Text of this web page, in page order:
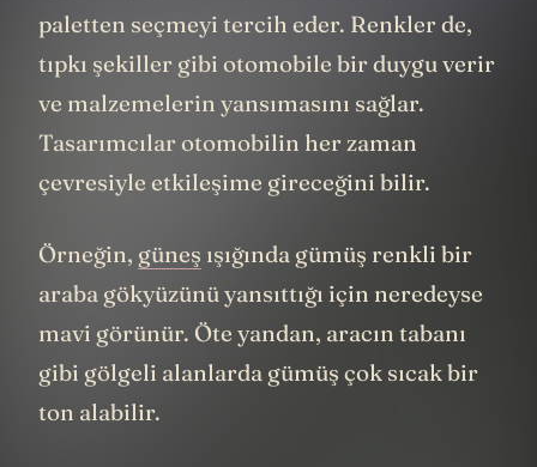
paletten seçmeyi tercih eder. Renkler de,
tıpkı şekiller gibi otomobile bir duygu verir
ve malzemelerin yansımasını sağlar.
Tasarımcılar otomobilin her zaman
çevresiyle etkileşime gireceğini bilir.
Örneğin, güneş ışığında gümüş renkli bir
araba gökyüzünü yansıttığı için neredeyse
mavi görünür. Öte yandan, aracın tabanı
gibi gölgeli alanlarda gümüş çok sıcak bir
ton alabilir.